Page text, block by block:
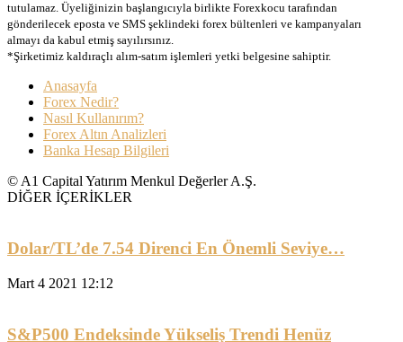
tutulamaz. Üyeliğinizin başlangıcıyla birlikte Forexkocu tarafından
gönderilecek eposta ve SMS şeklindeki forex bültenleri ve kampanyaları
almayı da kabul etmiş sayılırsınız.
*Şirketimiz kaldıraçlı alım-satım işlemleri yetki belgesine sahiptir.
Anasayfa
Forex Nedir?
Nasıl Kullanırım?
Forex Altın Analizleri
Banka Hesap Bilgileri
© A1 Capital Yatırım Menkul Değerler A.Ş.
DİĞER İÇERİKLER
Dolar/TL’de 7.54 Direnci En Önemli Seviye…
Mart 4 2021 12:12
S&P500 Endeksinde Yükseliş Trendi Henüz